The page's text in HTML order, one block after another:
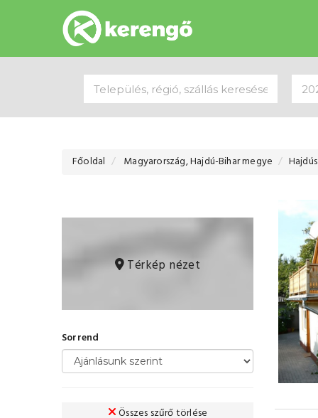
Főoldal Magyarország, Hajdú-Bihar megye
Térkép nézet
Sorrend
Összes szűrő törlése